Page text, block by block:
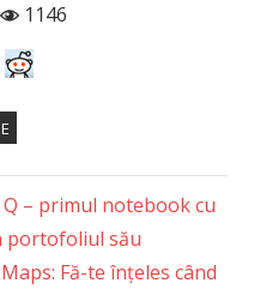
1146
– primul notebook cu
portofoliul său
Fă-te înțeles când